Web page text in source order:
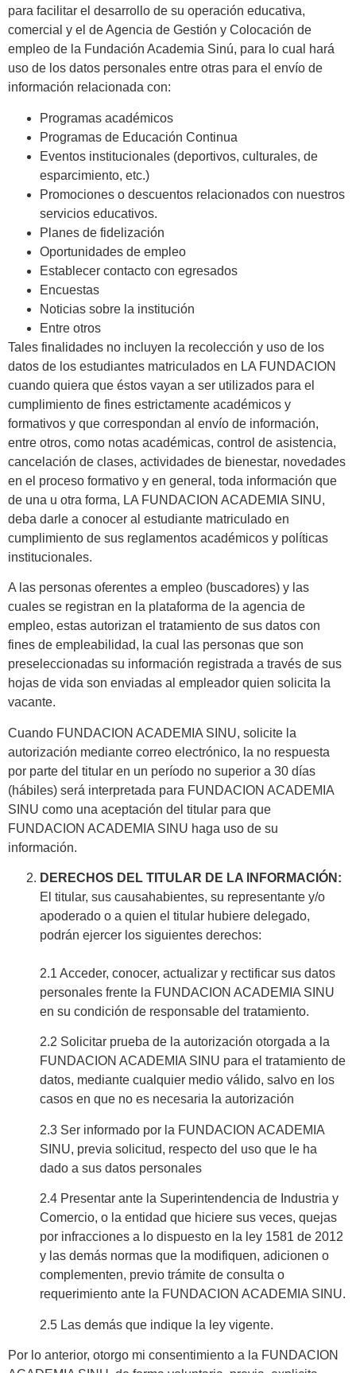
para facilitar el desarrollo de su operación educativa,
comercial y el de Agencia de Gestión y Colocación de
empleo de la Fundación Academia Sinú, para lo cual hará
uso de los datos personales entre otras para el envío de
información relacionada con:
Programas académicos
Programas de Educación Continua
Eventos institucionales (deportivos, culturales, de
esparcimiento, etc.)
Promociones o descuentos relacionados con nuestros
servicios educativos.
Planes de fidelización
Oportunidades de empleo
Establecer contacto con egresados
Encuestas
Noticias sobre la institución
Entre otros
Tales finalidades no incluyen la recolección y uso de los
datos de los estudiantes matriculados en LA FUNDACION
cuando quiera que éstos vayan a ser utilizados para el
cumplimiento de fines estrictamente académicos y
formativos y que correspondan al envío de información,
entre otros, como notas académicas, control de asistencia,
cancelación de clases, actividades de bienestar, novedades
en el proceso formativo y en general, toda información que
de una u otra forma, LA FUNDACION ACADEMIA SINU,
deba darle a conocer al estudiante matriculado en
cumplimiento de sus reglamentos académicos y políticas
institucionales.
A las personas oferentes a empleo (buscadores) y las
cuales se registran en la plataforma de la agencia de
empleo, estas autorizan el tratamiento de sus datos con
fines de empleabilidad, la cual las personas que son
preseleccionadas su información registrada a través de sus
hojas de vida son enviadas al empleador quien solicita la
vacante.
Cuando FUNDACION ACADEMIA SINU, solicite la
autorización mediante correo electrónico, la no respuesta
por parte del titular en un período no superior a 30 días
(hábiles) será interpretada para FUNDACION ACADEMIA
SINU como una aceptación del titular para que
FUNDACION ACADEMIA SINU haga uso de su
información.
DERECHOS DEL TITULAR DE LA INFORMACIÓN:
El titular, sus causahabientes, su representante y/o
apoderado o a quien el titular hubiere delegado,
podrán ejercer los siguientes derechos:
2.1 Acceder, conocer, actualizar y rectificar sus datos
personales frente la FUNDACION ACADEMIA SINU
en su condición de responsable del tratamiento.
2.2 Solicitar prueba de la autorización otorgada a la
FUNDACION ACADEMIA SINU para el tratamiento de
datos, mediante cualquier medio válido, salvo en los
casos en que no es necesaria la autorización
2.3 Ser informado por la FUNDACION ACADEMIA
SINU, previa solicitud, respecto del uso que le ha
dado a sus datos personales
2.4 Presentar ante la Superintendencia de Industria y
Comercio, o la entidad que hiciere sus veces, quejas
por infracciones a lo dispuesto en la ley 1581 de 2012
y las demás normas que la modifiquen, adicionen o
complementen, previo trámite de consulta o
requerimiento ante la FUNDACION ACADEMIA SINU.
2.5 Las demás que indique la ley vigente.
Por lo anterior, otorgo mi consentimiento a la FUNDACION